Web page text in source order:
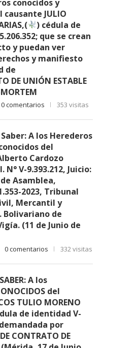
conocidos y
causante JULIO
) cédula de
que se crean
y puedan ver
y manifiesto
de
DE UNIÓN ESTABLE
0 comentarios 353 visitas
A los Herederos
del
Cardozo
N° V-9.393.212, Juicio:
Asamblea,
2023, Tribunal
Mercantil y
Bolivariano de
(11 de Junio de
0 comentarios 332 visitas
A los
del
TULIO MORENO
de identidad V-
por
CONTRATO DE